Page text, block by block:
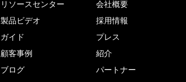
リソースセンター
製品ビデオ
ガイド
顧客事例
ブログ
会社概要
採用情報
プレス
紹介
パートナー